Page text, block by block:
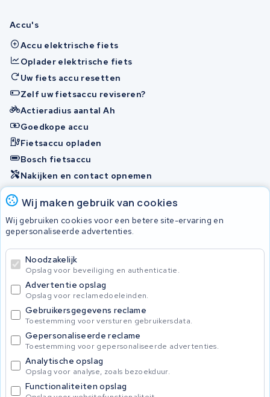
Wij maken gebruik van cookies
Wij gebruiken cookies voor een betere site-ervaring en
gepersonaliseerde advertenties.
Noodzakelijk
Opslag voor beveiliging en authenticatie.
Advertentie opslag
Opslag voor reclamedoeleinden.
Gebruikersgegevens reclame
Toestemming voor versturen gebruikersdata.
Gepersonaliseerde reclame
Toestemming voor gepersonaliseerde advertenties.
Analytische opslag
Opslag voor analyse, zoals bezoekduur.
Functionaliteiten opslag
Accu's
Accu elektrische fiets
Oplader elektrische fiets
Uw fiets accu resetten
Zelf uw fietsaccu reviseren?
Actieradius aantal Ah
Goedkope accu
Fietsaccu opladen
Bosch fietsaccu
Nakijken en contact opnemen
Privacybeleid